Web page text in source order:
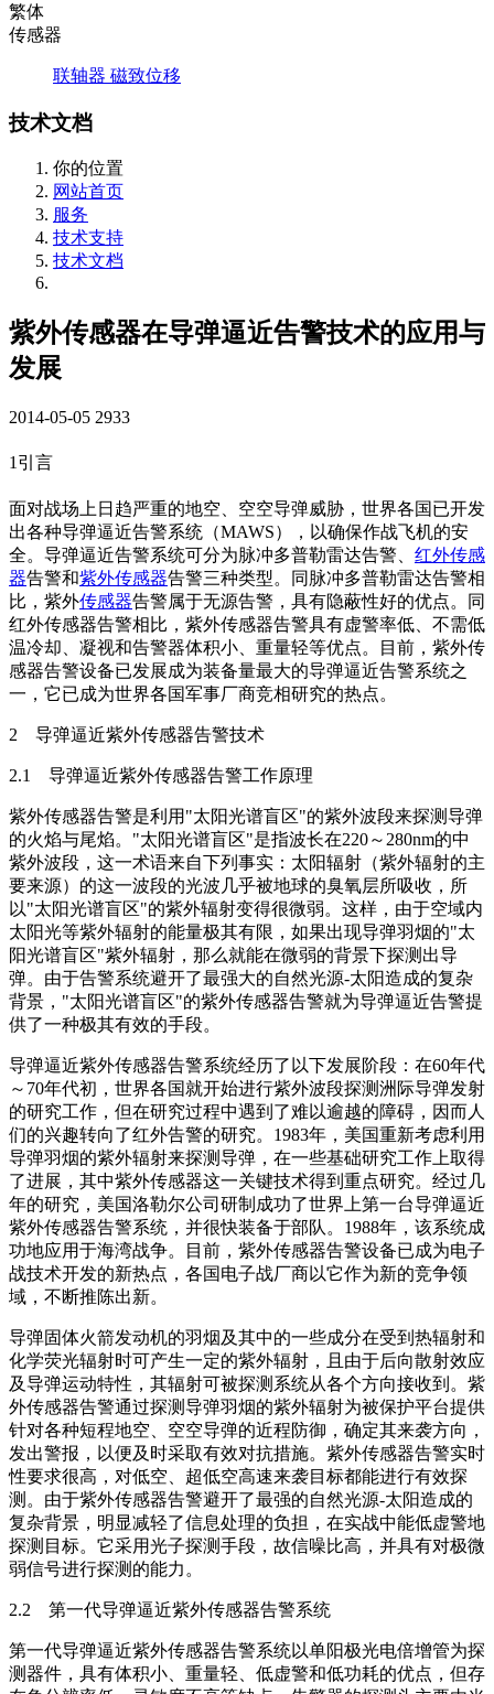
繁体
传感器
联轴器 磁致位移
技术文档
你的位置
网站首页
服务
技术支持
技术文档
紫外传感器在导弹逼近告警技术的应用与
发展
2014-05-05 2933
1引言
面对战场上日趋严重的地空、空空导弹威胁，世界各国已开发
出各种导弹逼近告警系统（MAWS），以确保作战飞机的安
全。导弹逼近告警系统可分为脉冲多普勒雷达告警、 红外传感
器告警和紫外传感器告警三种类型。同脉冲多普勒雷达告警相
比，紫外传感器告警属于无源告警，具有隐蔽性好的优点。同
红外传感器告警相比，紫外传感器告警具有虚警率低、不需低
温冷却、凝视和告警器体积小、重量轻等优点。目前，紫外传
感器告警设备已发展成为装备量最大的导弹逼近告警系统之
一，它已成为世界各国军事厂商竞相研究的热点。
2 导弹逼近紫外传感器告警技术
2.1 导弹逼近紫外传感器告警工作原理
紫外传感器告警是利用"太阳光谱盲区"的紫外波段来探测导弹
的火焰与尾焰。"太阳光谱盲区"是指波长在220～280nm的中
紫外波段，这一术语来自下列事实：太阳辐射（紫外辐射的主
要来源）的这一波段的光波几乎被地球的臭氧层所吸收，所
以"太阳光谱盲区"的紫外辐射变得很微弱。这样，由于空域内
太阳光等紫外辐射的能量极其有限，如果出现导弹羽烟的"太
阳光谱盲区"紫外辐射，那么就能在微弱的背景下探测出导
弹。由于告警系统避开了最强大的自然光源-太阳造成的复杂
背景，"太阳光谱盲区"的紫外传感器告警就为导弹逼近告警提
供了一种极其有效的手段。
导弹逼近紫外传感器告警系统经历了以下发展阶段：在60年代
～70年代初，世界各国就开始进行紫外波段探测洲际导弹发射
的研究工作，但在研究过程中遇到了难以逾越的障碍，因而人
们的兴趣转向了红外告警的研究。1983年，美国重新考虑利用
导弹羽烟的紫外辐射来探测导弹，在一些基础研究工作上取得
了进展，其中紫外传感器这一关键技术得到重点研究。经过几
年的研究，美国洛勒尔公司研制成功了世界上第一台导弹逼近
紫外传感器告警系统，并很快装备于部队。1988年，该系统成
功地应用于海湾战争。目前，紫外传感器告警设备已成为电子
战技术开发的新热点，各国电子战厂商以它作为新的竞争领
域，不断推陈出新。
导弹固体火箭发动机的羽烟及其中的一些成分在受到热辐射和
化学荧光辐射时可产生一定的紫外辐射，且由于后向散射效应
及导弹运动特性，其辐射可被探测系统从各个方向接收到。紫
外传感器告警通过探测导弹羽烟的紫外辐射为被保护平台提供
针对各种短程地空、空空导弹的近程防御，确定其来袭方向，
发出警报，以便及时采取有效对抗措施。紫外传感器告警实时
性要求很高，对低空、超低空高速来袭目标都能进行有效探
测。由于紫外传感器告警避开了最强的自然光源-太阳造成的
复杂背景，明显减轻了信息处理的负担，在实战中能低虚警地
探测目标。它采用光子探测手段，故信噪比高，并具有对极微
弱信号进行探测的能力。
2.2 第一代导弹逼近紫外传感器告警系统
第一代导弹逼近紫外传感器告警系统以单阳极光电倍增管为探
测器件，具有体积小、重量轻、低虚警和低功耗的优点，但存